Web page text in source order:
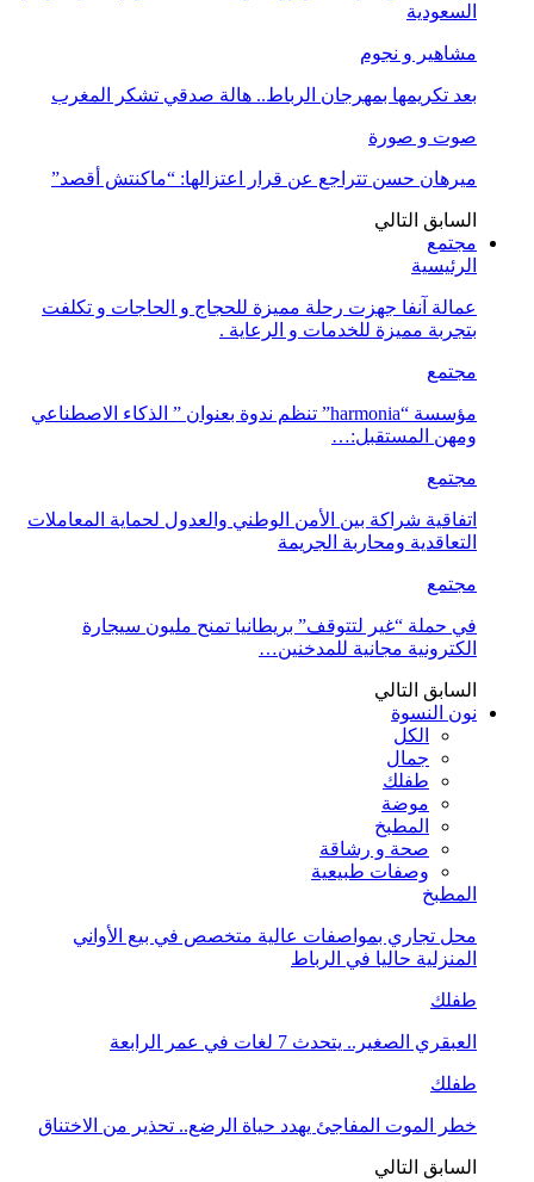
السعودية
مشاهير و نجوم
بعد تكريمها بمهرجان الرباط.. هالة صدقي تشكر المغرب
صوت و صورة
ميرهان حسن تتراجع عن قرار اعتزالها: “ماكنتش أقصد”
السابق التالي
مجتمع
الرئيسية
عمالة آنفا جهزت رحلة مميزة للحجاج و الحاجات و تكلفت
بتجربة مميزة للخدمات و الرعاية .
مجتمع
مؤسسة “harmonia” تنظم ندوة بعنوان ” الذكاء الاصطناعي
ومهن المستقبل:…
مجتمع
اتفاقية شراكة بين الأمن الوطني والعدول لحماية المعاملات
التعاقدية ومحاربة الجريمة
مجتمع
في حملة “غير لتتوقف” بريطانيا تمنح مليون سيجارة
الكترونية مجانية للمدخنين…
السابق التالي
نون النسوة
الكل
جمال
طفلك
موضة
المطبخ
صحة و رشاقة
وصفات طبيعية
المطبخ
محل تجاري بمواصفات عالية متخصص في بيع الأواني
المنزلية حاليا في الرباط
طفلك
العبقري الصغير.. يتحدث 7 لغات في عمر الرابعة
طفلك
خطر الموت المفاجئ يهدد حياة الرضع.. تحذير من الاختناق
السابق التالي